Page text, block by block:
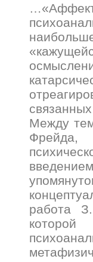
Между
Фрейда,
работа